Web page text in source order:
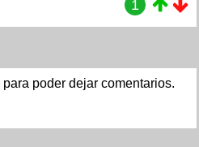
1
poder dejar comentarios.